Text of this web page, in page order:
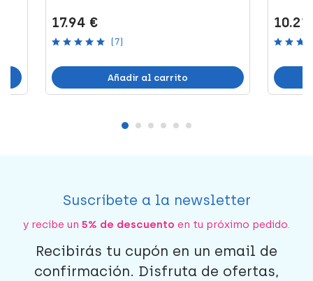
17.94 €
(7)
Añadir al carrito
10.21
Suscríbete a la newsletter
y recibe un 5% de descuento en tu próximo pedido.
Recibirás tu cupón en un email de
confirmación. Disfruta de ofertas,